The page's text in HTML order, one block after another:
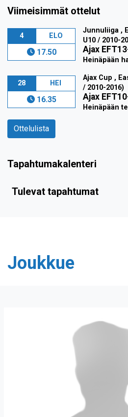
Viimeisimmät ottelut
4 ELO
17.50
Junnuliiga ,
U10 / 2010-
Ajax
Heinäpään
28 HEI
16.35
Ajax Cup ,
/ 2010-2016)
Ajax
Heinäpään
Ottelulista
Tapahtumakalenteri
Tulevat tapahtumat
Joukkue